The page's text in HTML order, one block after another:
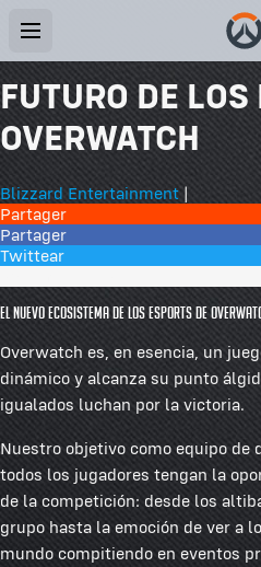
FUTURO DE LOS
OVERWATCH
Blizzard Entertainment|
Partager
Partager
Twittear
El nuevo ecosistema de los esports de
Overwatch es, en esencia, un
dinámico y alcanza su punto
igualados luchan por la victoria.
Nuestro objetivo como equipo de
todos los jugadores tengan la
de la competición: desde los
grupo hasta la emoción de ver a
mundo compitiendo en eventos